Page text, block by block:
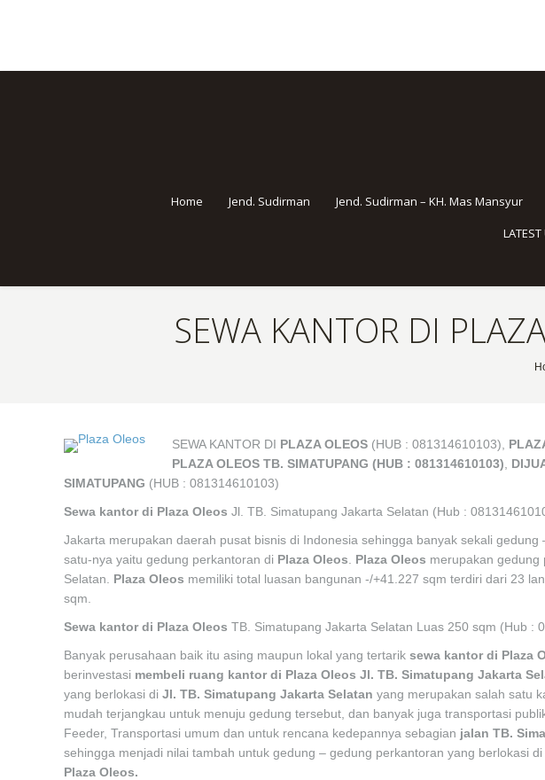
Home Jend. Sudirman Jend. Sudirman – KH. Mas Mansyur
LATEST
SEWA KANTOR DI
SEWA KANTOR DI PLAZA OLEOS (HUB : 081314610103),
PLAZA OLEOS TB. SIMATUPANG (HUB : 081314610103)
SIMATUPANG (HUB : 081314610103)
Sewa kantor di Plaza Oleos Jl. TB. Simatupang Jakarta Selatan (Hub :
Jakarta merupakan daerah pusat bisnis di Indonesia sehingga banyak sekali
satu-nya yaitu gedung perkantoran di Plaza Oleos Plaza Oleos merupakan gedung
Selatan. Plaza Oleos memiliki total luasan bangunan -/+41.227 sqm terdiri dari 23
sqm.
Sewa kantor di Plaza Oleos TB. Simatupang Jakarta Selatan Luas 250 sqm (Hub :
Banyak perusahaan baik itu asing maupun lokal yang tertarik sewa kantor di Plaza
berinvestasi membeli ruang kantor di Plaza Oleos Jl. TB. Simatupang Jakarta
yang berlokasi di Jl. TB. Simatupang Jakarta Selatan yang merupakan salah satu
mudah terjangkau untuk menuju gedung tersebut, dan banyak juga transportasi
Feeder, Transportasi umum dan untuk rencana kedepannya sebagian jalan TB.
sehingga menjadi nilai tambah untuk gedung – gedung perkantoran yang berlokasi di
Plaza Oleos.